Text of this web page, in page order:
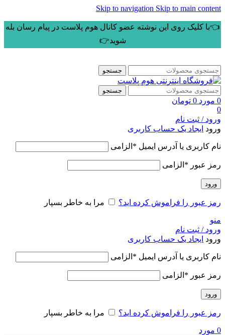
Skip to navigation Skip to main content
👈با کلیک روی این نوشته عضو کانال هوم پلاست در پیام رسان بله
شوید👉
جستجو
جستجو
0 مورد 0 تومان
0
ورود / ثبت نام
ورود ایجاد یک حساب کاربری
نام کاربری یا آدرس ایمیل * الزامی
رمز عبور * الزامی
ورود
رمز عبور را فراموش کرده اید؟ مرا به خاطر بسپار
منو
ورود / ثبت نام
ورود ایجاد یک حساب کاربری
نام کاربری یا آدرس ایمیل * الزامی
رمز عبور * الزامی
ورود
رمز عبور را فراموش کرده اید؟ مرا به خاطر بسپار
0 مورد